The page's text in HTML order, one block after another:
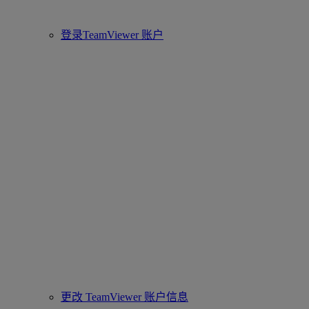
登录TeamViewer 账户
更改 TeamViewer 账户信息